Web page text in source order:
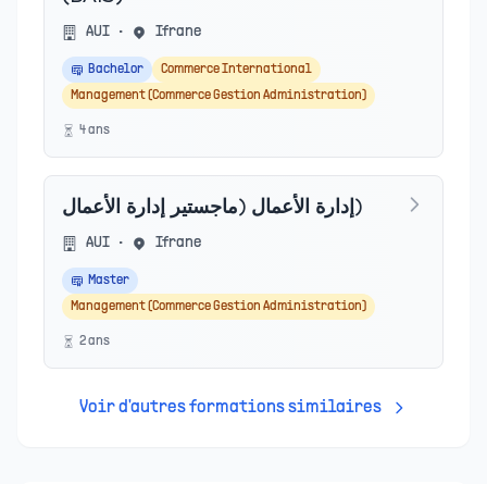
AUI • Ifrane
Bachelor
Commerce International
Management (Commerce Gestion Administration)
4ans
إدارة الأعمال (ماجستير إدارة الأعمال)
AUI • Ifrane
Master
Management (Commerce Gestion Administration)
2ans
Voir d'autres formations similaires